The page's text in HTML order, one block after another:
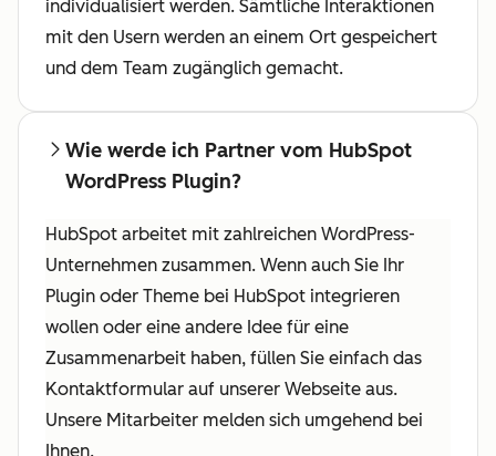
individualisiert werden. Sämtliche Interaktionen
mit den Usern werden an einem Ort gespeichert
und dem Team zugänglich gemacht.
Wie werde ich Partner vom HubSpot
WordPress Plugin?
HubSpot arbeitet mit zahlreichen WordPress-
Unternehmen zusammen. Wenn auch Sie Ihr
Plugin oder Theme bei HubSpot integrieren
wollen oder eine andere Idee für eine
Zusammenarbeit haben, füllen Sie einfach das
Kontaktformular auf unserer Webseite aus.
Unsere Mitarbeiter melden sich umgehend bei
Ihnen.